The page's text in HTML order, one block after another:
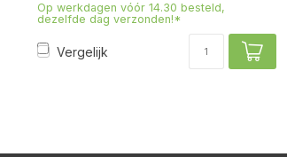
Op werkdagen vóór 14.30 besteld,
dezelfde dag verzonden!*
Vergelijk